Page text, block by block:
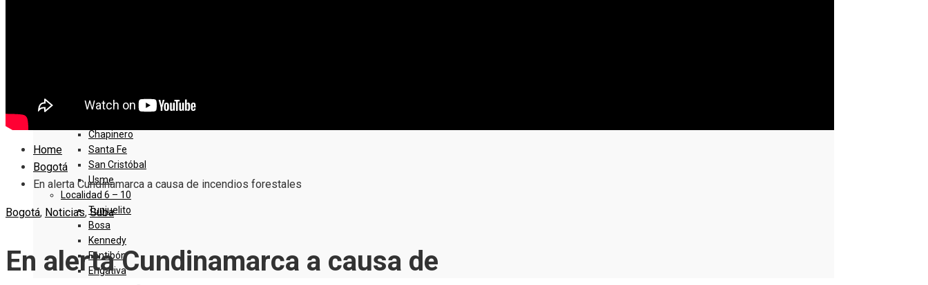
Localidad 1 – 5
Chapinero
Santa Fe
San Cristóbal
Usme
Localidad 6 – 10
Tunjuelito
Bosa
Kennedy
Fontibón
Engativa
Home
Bogotá
En alerta Cundinamarca a causa de incendios forestales
Bogotá, Noticias,Suba
En alerta Cundinamarca a causa de